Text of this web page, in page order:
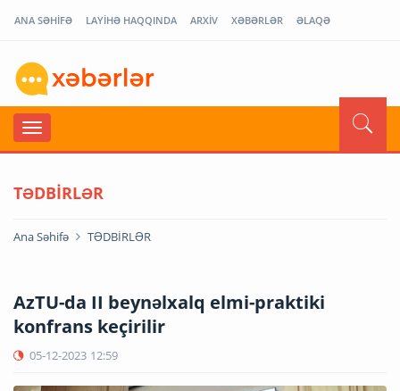
ANA SƏHİFƏ LAYİHƏ HAQQINDA ARXİV XƏBƏRLƏR ƏLAQƏ
TƏDBİRLƏR
Ana Səhifə TƏDBİRLƏR
AzTU-da II beynəlxalq elmi-praktiki
konfrans keçirilir
05-12-2023 12:59